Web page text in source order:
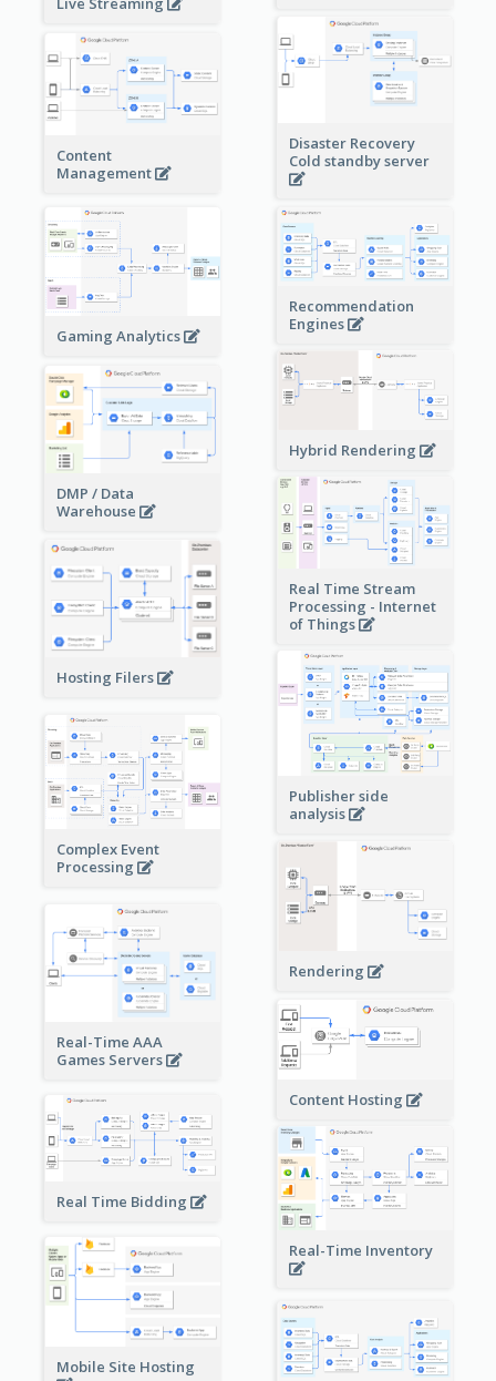
Disaster Recovery
Cold standby server
Content
Management
Gaming Analytics
Recommendation
Engines
Hybrid Rendering
DMP / Data
Warehouse
Real Time Stream
Processing - Internet
of Things
Hosting Filers
Publisher side
analysis
Complex Event
Processing
Rendering
Real-Time AAA
Games Servers
Content Hosting
Real Time Bidding
Real-Time Inventory
Mobile Site Hosting